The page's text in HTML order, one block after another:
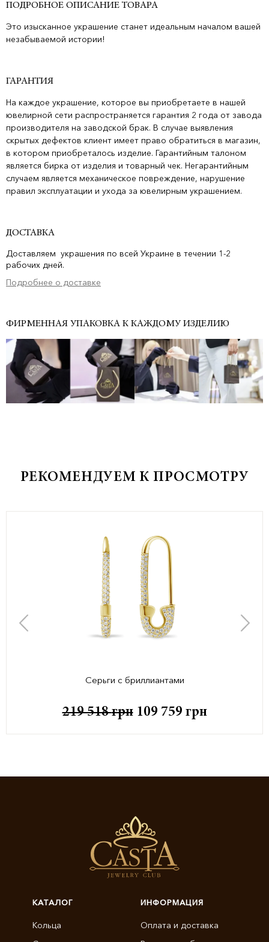
ПОДРОБНОЕ ОПИСАНИЕ ТОВАРА
Это изысканное украшение станет идеальным началом вашей
незабываемой истории!
ГАРАНТИЯ
На каждое украшение, которое вы приобретаете в нашей
ювелирной сети распространяется гарантия 2 года от завода
производителя на заводской брак. В случае выявления
скрытых дефектов клиент имеет право обратиться в магазин,
в котором приобреталось изделие. Гарантийным талоном
является бирка от изделия и товарный чек. Негарантийным
случаем является механическое повреждение, нарушение
правил эксплуатации и ухода за ювелирным украшением.
ДОСТАВКА
Доставляем украшения по всей Украине в течении 1-2
рабочих дней.
Подробнее о доставке
ФИРМЕННАЯ УПАКОВКА К КАЖДОМУ ИЗДЕЛИЮ
РЕКОМЕНДУЕМ К ПРОСМОТРУ
Серьги с бриллиантами
219 518грн 109 759 грн
КАТАЛОГ
Кольца
ИНФОРМАЦИЯ
Оплата и доставка